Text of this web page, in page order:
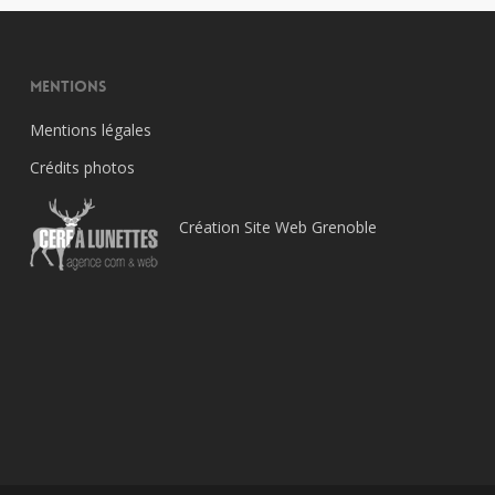
Mentions
Mentions légales
Crédits photos
Création Site Web Grenoble